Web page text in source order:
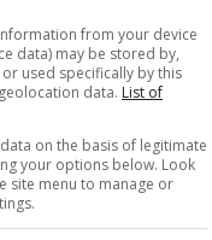
parë disa
nga frika ishte
pasi që i
Këta
kur i kam pa
hetu ma kishin
from your device
data) may be stored by,
used specifically by this
data. List of
on the basis of legitimate
your options below. Look
site menu to manage or